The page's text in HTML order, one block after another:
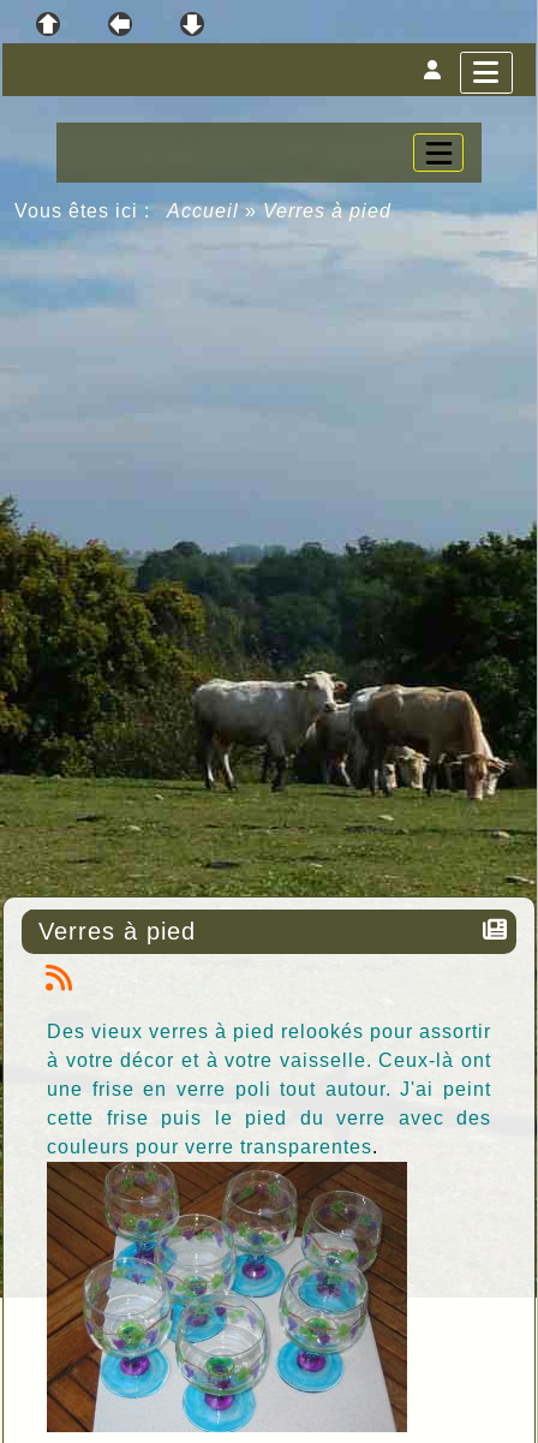
Vous êtes ici : Accueil »Verres à pied
Verres à pied
Des vieux verres à pied relookés pour assortir
à votre décor et à votre vaisselle. Ceux-là ont
une frise en verre poli tout autour. J'ai peint
cette frise puis le pied du verre avec des
couleurs pour verre transparentes.